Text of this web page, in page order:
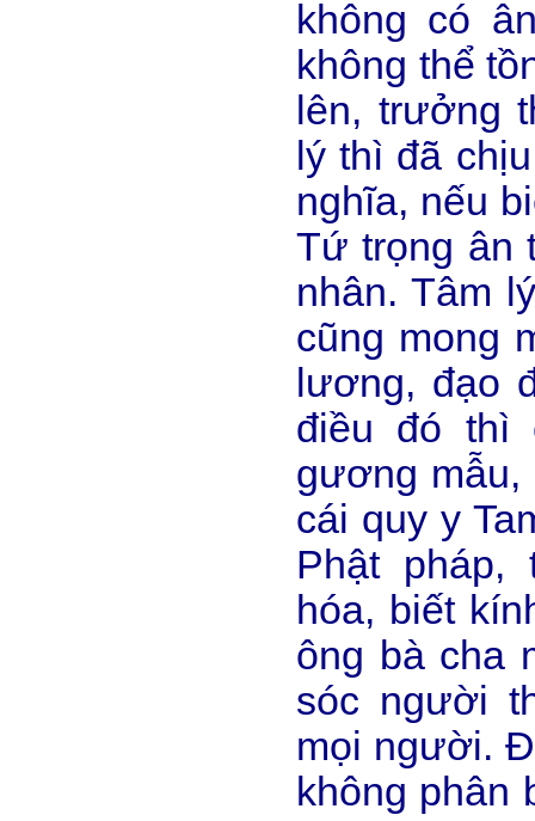
không có
không thể
lên, trưởng
lý thì đã
nghĩa, nếu
Tứ trọng ân
nhân. Tâm
cũng mong
lương, đạo
điều đó thì
gương mẫu,
cái quy y
Phật pháp,
hóa, biết
ông bà cha
sóc người
mọi người.
không phân